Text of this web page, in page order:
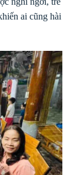
ai cũng hài